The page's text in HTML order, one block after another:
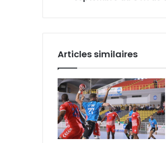
Moussa
Articles similaires